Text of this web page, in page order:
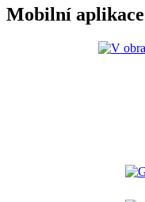
Mobilní aplikace